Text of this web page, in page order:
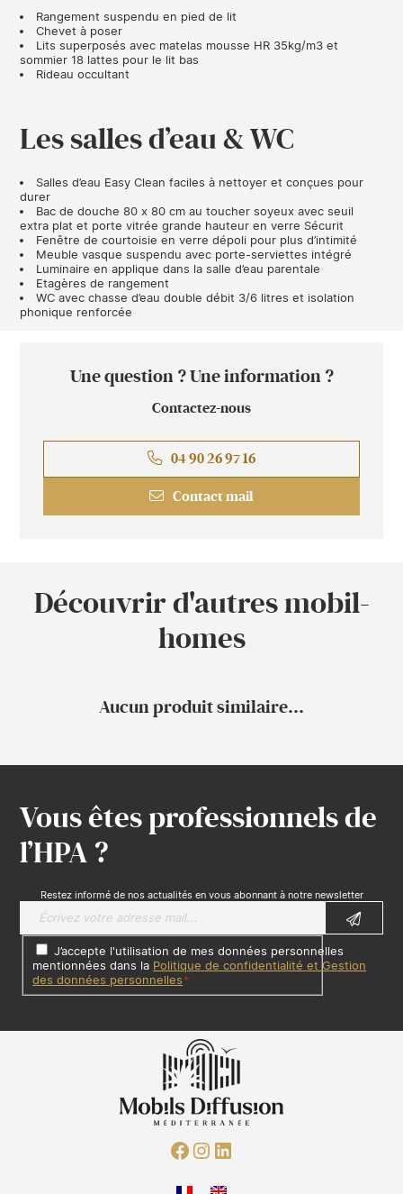
Rangement suspendu en pied de lit
Chevet à poser
Lits superposés avec matelas mousse HR 35kg/m3 et
sommier 18 lattes pour le lit bas
Rideau occultant
Les salles d’eau & WC
Salles d’eau Easy Clean faciles à nettoyer et conçues pour
durer
Bac de douche 80 x 80 cm au toucher soyeux avecseuil
extra plat et porte vitrée grande hauteur en verre Sécurit
Fenêtre de courtoisie en verre dépoli pour plus d’intimité
Meuble vasque suspendu avec porte-serviettes intégré
Luminaire en applique dans la salle d’eau parentale
Etagères de rangement
WC avec chasse d’eau double débit 3/6 litres et isolation
phonique renforcée
Une question ? Une information ?
Contactez-nous
04 90 26 97 16
Contact mail
Découvrir d'autres mobil-
homes
Aucun produit similaire...
Vous êtes professionnels de
l’HPA ?
Restez informé de nos actualités en vous abonnant à notre newsletter
J’accepte l'utilisation de mes données personnelles
mentionnées dans la Politique de confidentialité et Gestion
des données personnelles*